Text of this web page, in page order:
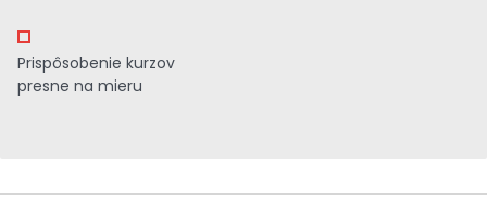
Prispôsobenie kurzov
presne na mieru